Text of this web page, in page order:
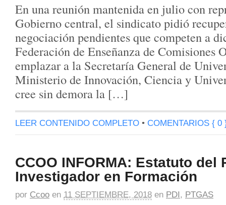
En una reunión mantenida en julio con
Gobierno central, el sindicato pidió
negociación pendientes que competen a
Federación de Enseñanza de Comisiones
emplazar a la Secretaría General de
Ministerio de Innovación, Ciencia y
cree sin demora la […]
LEER CONTENIDO COMPLETO • COMENTARIOS { 0
CCOO INFORMA: Estatuto del
Investigador en Formación
por Ccoo en 11 SEPTIEMBRE, 2018 en PDI , PTGAS